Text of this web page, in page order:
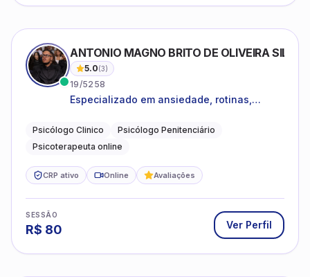
ANTONIO MAGNO BRITO DE OLIVEIRA SILVA
5.0(3)
19/5258
Especializado em ansiedade, rotinas,
familiares e questões comportamentais.
Psicólogo Clinico
Psicólogo Penitenciário
Psicoterapeuta online
CRP ativo Online Avaliações
SESSÃO
R$ 80 Ver Perfil